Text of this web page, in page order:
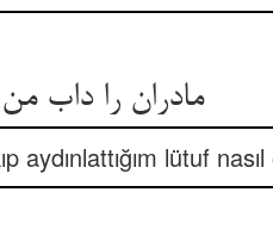
مادران را داب من آموختم ** چون بود لطفی که من افروختم
lütuf